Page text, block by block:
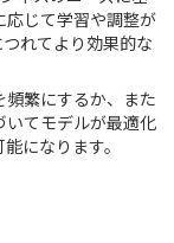
応じて学習や調整が
れてより効果的な
頻繁にするか、また
いてモデルが最適化
になります。